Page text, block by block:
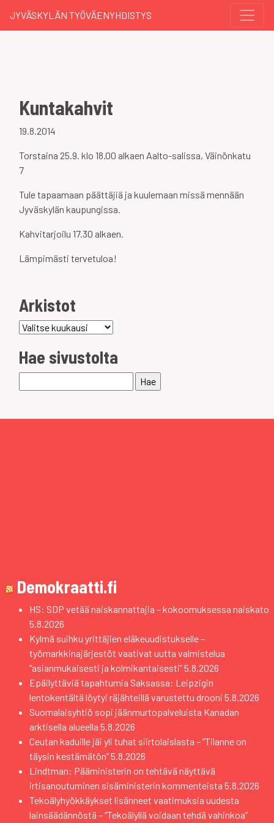
JYVÄSKYLÄN TYÖVÄENYHDISTYS
Kuntakahvit
19.8.2014
Torstaina 25.9. klo 18.00 alkaen Aalto-salissa, Väinönkatu
7
Tule tapaamaan päättäjiä ja kuulemaan missä mennään
Jyväskylän kaupungissa.
Kahvitarjoilu 17.30 alkaen.
Lämpimästi tervetuloa!
Arkistot
Arkistot
Hae sivustolta
Demokraatti.fi
HS: SDP vetää naiskannattajia – kokoomuksessa naiskato
5.8.2026
Kylmä suihku yrittäjien eläkeuudistukselle –
työmarkkinajärjestöt vaativat uutta valmistelua
”asianmukaisesti ja kolmikantaisesti”5.8.2026
Epäilyttäviä tapahtumia Saksassa: Leipzigin
lentokentältä löytyi räjähteillä varustettu drooni 5.8.2026
Suomalaisyhtiö sopi jäänmurtopalveluista Kanadan
arktisella alueella 5.8.2026
Ceutan kaduille jäi yli tuhat siirtolaislasta – ”Tilanne on
täysin kestämätön”5.8.2026
Lindtman: Pääministerin on tehtävä näyttävä
irtisanoutuminen sisäministerin kommenteista 5.8.2026
Tekoälyhyökkäykset lisänneet vaatimuksia uudesta
lainsäädännöstä – ”Tekoälyllä voidaan tehdä vahinkoa”